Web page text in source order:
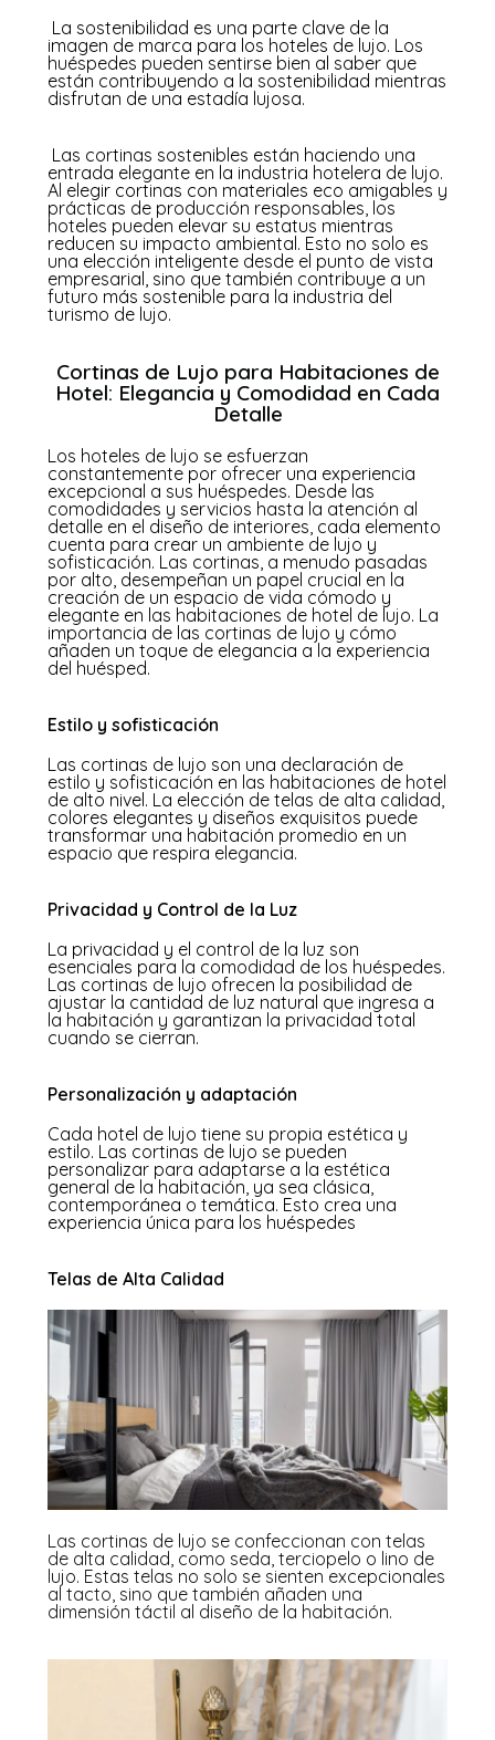
La sostenibilidad es una parte clave de la
imagen de marca para los hoteles de lujo. Los
huéspedes pueden sentirse bien al saber que
están contribuyendo a la sostenibilidad mientras
disfrutan de una estadía lujosa.
Las cortinas sostenibles están haciendo una
entrada elegante en la industria hotelera de lujo.
Al elegir cortinas con materiales eco amigables y
prácticas de producción responsables, los
hoteles pueden elevar su estatus mientras
reducen su impacto ambiental. Esto no solo es
una elección inteligente desde el punto de vista
empresarial, sino que también contribuye a un
futuro más sostenible para la industria del
turismo de lujo.
Cortinas de Lujo para Habitaciones de
Hotel: Elegancia y Comodidad en Cada
Detalle
Los hoteles de lujo se esfuerzan
constantemente por ofrecer una experiencia
excepcional a sus huéspedes. Desde las
comodidades y servicios hasta la atención al
detalle en el diseño de interiores, cada elemento
cuenta para crear un ambiente de lujo y
sofisticación. Las cortinas, a menudo pasadas
por alto, desempeñan un papel crucial en la
creación de un espacio de vida cómodo y
elegante en las habitaciones de hotel de lujo. La
importancia de las cortinas de lujo y cómo
añaden un toque de elegancia a la experiencia
del huésped.
Estilo y sofisticación
Las cortinas de lujo son una declaración de
estilo y sofisticación en las habitaciones de hotel
de alto nivel. La elección de telas de alta calidad,
colores elegantes y diseños exquisitos puede
transformar una habitación promedio en un
espacio que respira elegancia.
Privacidad y Control de la Luz
La privacidad y el control de la luz son
esenciales para la comodidad de los huéspedes.
Las cortinas de lujo ofrecen la posibilidad de
ajustar la cantidad de luz natural que ingresa a
la habitación y garantizan la privacidad total
cuando se cierran.
Personalización y adaptación
Cada hotel de lujo tiene su propia estética y
estilo. Las cortinas de lujo se pueden
personalizar para adaptarse a la estética
general de la habitación, ya sea clásica,
contemporánea o temática. Esto crea una
experiencia única para los huéspedes
Telas de Alta Calidad
Las cortinas de lujo se confeccionan con telas
de alta calidad, como seda, terciopelo o lino de
lujo. Estas telas no solo se sienten excepcionales
al tacto, sino que también añaden una
dimensión táctil al diseño de la habitación.